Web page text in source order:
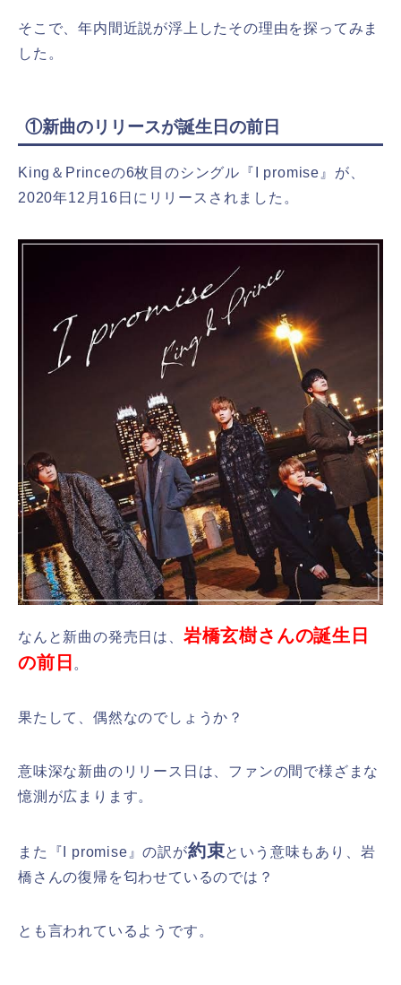
そこで、年内間近説が浮上したその理由を探ってみま
した。
①新曲のリリースが誕生日の前日
King＆Princeの6枚目のシングル『I promise』が、
2020年12月16日にリリースされました。
なんと新曲の発売日は、 岩橋玄樹さんの誕生日
の前日 。
果たして、偶然なのでしょうか？
意味深な新曲のリリース日は、ファンの間で様ざまな
憶測が広まります。
また『I promise』の訳が約束という意味もあり、岩
橋さんの復帰を匂わせているのでは？
とも言われているようです。